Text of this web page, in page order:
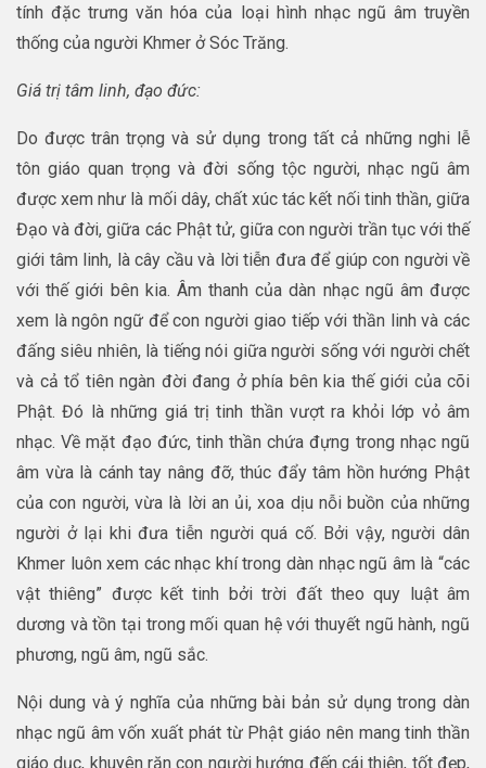
tính đặc trưng văn hóa của loại hình nhạc ngũ âm truyền
thống của người Khmer ở Sóc Trăng.
Giá trị tâm linh, đạo đức:
Do được trân trọng và sử dụng trong tất cả những nghi lễ
tôn giáo quan trọng và đời sống tộc người, nhạc ngũ âm
được xem như là mối dây, chất xúc tác kết nối tinh thần, giữa
Đạo và đời, giữa các Phật tử, giữa con người trần tục với thế
giới tâm linh, là cây cầu và lời tiễn đưa để giúp con người về
với thế giới bên kia. Âm thanh của dàn nhạc ngũ âm được
xem là ngôn ngữ để con người giao tiếp với thần linh và các
đấng siêu nhiên, là tiếng nói giữa người sống với người chết
và cả tổ tiên ngàn đời đang ở phía bên kia thế giới của cõi
Phật. Đó là những giá trị tinh thần vượt ra khỏi lớp vỏ âm
nhạc. Về mặt đạo đức, tinh thần chứa đựng trong nhạc ngũ
âm vừa là cánh tay nâng đỡ, thúc đẩy tâm hồn hướng Phật
của con người, vừa là lời an ủi, xoa dịu nỗi buồn của những
người ở lại khi đưa tiễn người quá cố. Bởi vậy, người dân
Khmer luôn xem các nhạc khí trong dàn nhạc ngũ âm là “các
vật thiêng” được kết tinh bởi trời đất theo quy luật âm
dương và tồn tại trong mối quan hệ với thuyết ngũ hành, ngũ
phương, ngũ âm, ngũ sắc.
Nội dung và ý nghĩa của những bài bản sử dụng trong dàn
nhạc ngũ âm vốn xuất phát từ Phật giáo nên mang tinh thần
giáo dục, khuyên răn con người hướng đến cái thiện, tốt đẹp,